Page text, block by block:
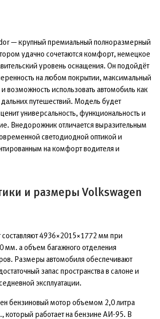
— крупный премиальный полноразмерный
удачно сочетаются комфорт, немецкое
уровень оснащения. Он подойдёт
на любом покрытии, максимальный
возможность использовать автомобиль как
путешествий. Модель будет
универсальность, функциональность и
Внедорожник отличается выразительным
светодиодной оптикой и
на комфорт водителя и
и размеры Volkswagen
составляют 4936×2015×1772 мм при
мм. а объем багажного отделения
Размеры автомобиля обеспечивают
запас пространства в салоне и
эксплуатации.
бензиновый мотор объемом 2,0 литра
который работает на бензине АИ-95. В